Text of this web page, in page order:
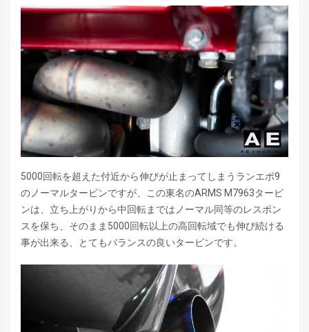
5000回転を超えた付近から伸びが止まってしまうランエボ9
のノーマルタービンですが、この東名のARMS M7963タービ
ンは、立ち上がりから中回転まではノーマル同等のレスポン
スを保ち、そのまま5000回転以上の高回転域でも伸び続ける
事が出来る、とてもバランスの良いタービンです。